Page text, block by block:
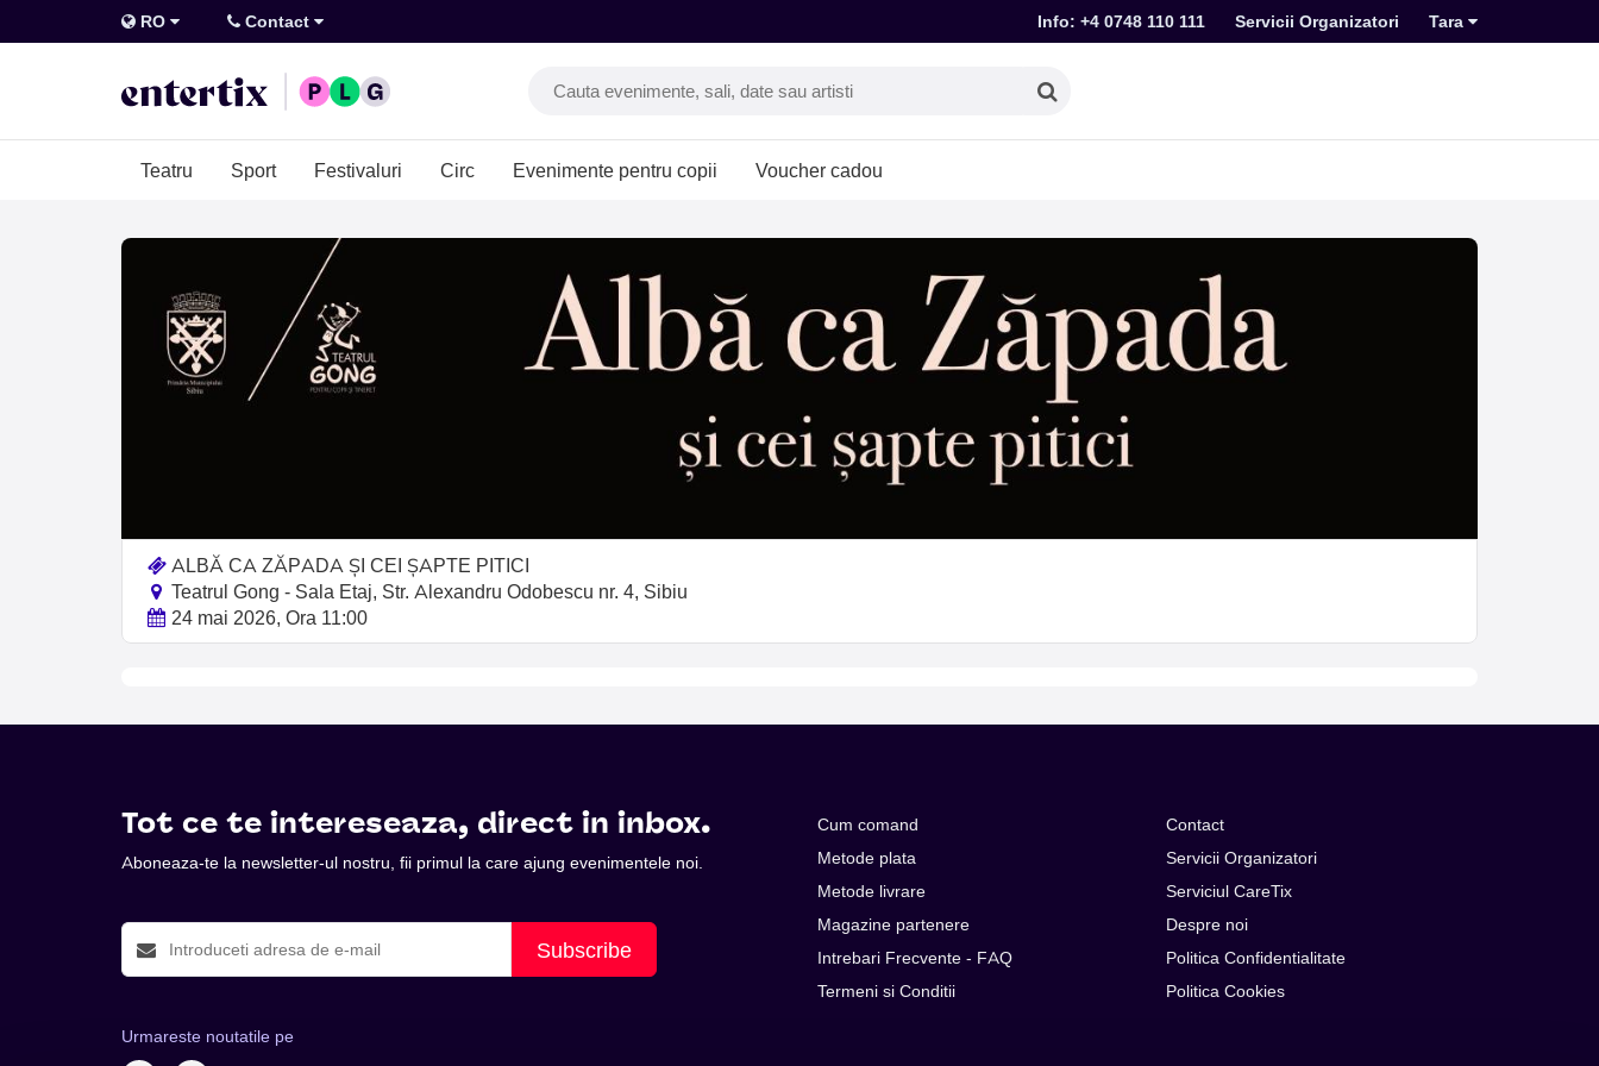
RO Contact Info: +4 0748 110 111 Servicii Organizatori Tara
Teatru Sport Festivaluri Circ Evenimente pentru copii Voucher cadou
ALBĂ CA ZĂPADA ȘI CEI ȘAPTE PITICI
Teatrul Gong - Sala Etaj, Str. Alexandru Odobescu nr. 4, Sibiu
24 mai 2026, Ora 11:00
Tot ce te intereseaza, direct in inbox.
Aboneaza-te la newsletter-ul nostru, fii primul la care ajung evenimentele noi.
Subscribe
Urmareste noutatile pe
Cum comand
Metode plata
Metode livrare
Magazine partenere
Intrebari Frecvente - FAQ
Termeni si Conditii
Contact
Servicii Organizatori
Serviciul CareTix
Despre noi
Politica Confidentialitate
Politica Cookies